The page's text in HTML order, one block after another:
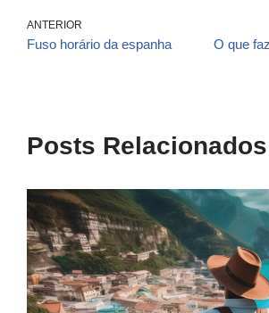
ANTERIOR
Fuso horário da espanha
O que
Posts Relacionados